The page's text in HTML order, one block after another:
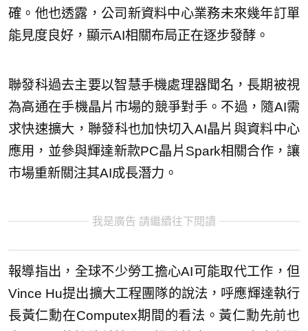
確。他也透露，公司新資料中心業務未來幾年訂單
能見度良好，顯示AI相關布局正在逐步發酵。
聯發科過去主要以智慧手機處理器聞名，長期被視
為高通在手機晶片市場的競爭對手。不過，隨AI需
求快速擴大，聯發科也加快切入AI晶片與資料中心
應用，並參與輝達新款PC晶片Spark相關合作，讓
市場重新關注其AI成長潛力。
我是廣告 請繼續往下閱讀
報導指出，全球不少勞工擔心AI可能取代工作，但
Vince Hu提出擴大工程團隊的說法，呼應輝達執行
長黃仁勳在Computex期間的看法。黃仁勳先前也